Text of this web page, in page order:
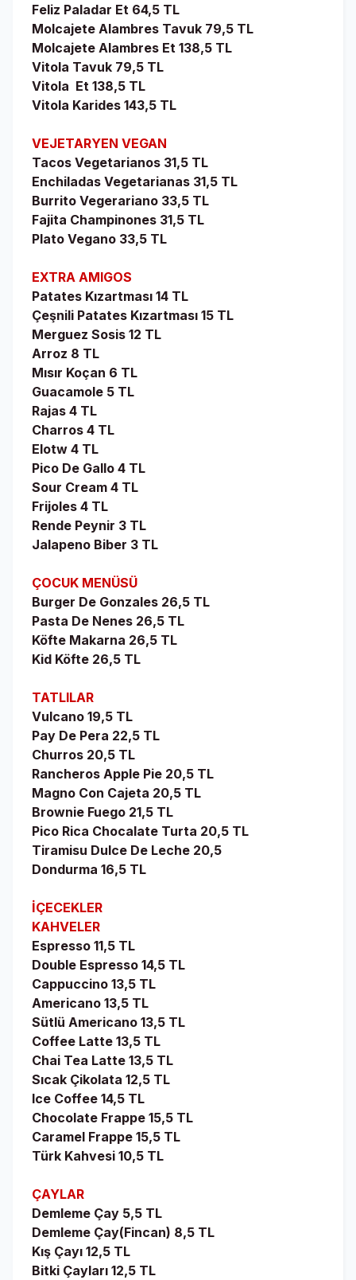
Feliz Paladar Et 64,5 TL
Molcajete Alambres Tavuk 79,5 TL
Molcajete Alambres Et 138,5 TL
Vitola Tavuk 79,5 TL
Vitola Et 138,5 TL
Vitola Karides 143,5 TL
VEJETARYEN VEGAN
Tacos Vegetarianos 31,5 TL
Enchiladas Vegetarianas 31,5 TL
Burrito Vegerariano 33,5 TL
Fajita Champinones 31,5 TL
Plato Vegano 33,5 TL
EXTRA AMIGOS
Patates Kızartması 14 TL
Çeşnili Patates Kızartması 15 TL
Merguez Sosis 12 TL
Arroz 8 TL
Mısır Koçan 6 TL
Guacamole 5 TL
Rajas 4 TL
Charros 4 TL
Elotw 4 TL
Pico De Gallo 4 TL
Sour Cream 4 TL
Frijoles 4 TL
Rende Peynir 3 TL
Jalapeno Biber 3 TL
ÇOCUK MENÜSÜ
Burger De Gonzales 26,5 TL
Pasta De Nenes 26,5 TL
Köfte Makarna 26,5 TL
Kid Köfte 26,5 TL
TATLILAR
Vulcano 19,5 TL
Pay De Pera 22,5 TL
Churros 20,5 TL
Rancheros Apple Pie 20,5 TL
Magno Con Cajeta 20,5 TL
Brownie Fuego 21,5 TL
Pico Rica Chocalate Turta 20,5 TL
Tiramisu Dulce De Leche 20,5
Dondurma 16,5 TL
İÇECEKLER
KAHVELER
Espresso 11,5 TL
Double Espresso 14,5 TL
Cappuccino 13,5 TL
Americano 13,5 TL
Sütlü Americano 13,5 TL
Coffee Latte 13,5 TL
Chai Tea Latte 13,5 TL
Sıcak Çikolata 12,5 TL
Ice Coffee 14,5 TL
Chocolate Frappe 15,5 TL
Caramel Frappe 15,5 TL
Türk Kahvesi 10,5 TL
ÇAYLAR
Demleme Çay 5,5 TL
Demleme Çay(Fincan) 8,5 TL
Kış Çayı 12,5 TL
Bitki Çayları 12,5 TL